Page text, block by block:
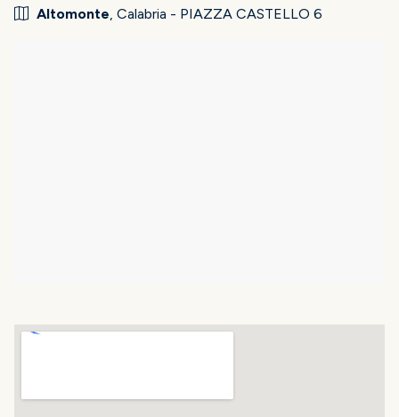
Altomonte, Calabria - PIAZZA CASTELLO 6